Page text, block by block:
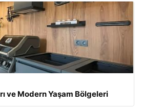
ve Modern Yaşam Bölgeleri